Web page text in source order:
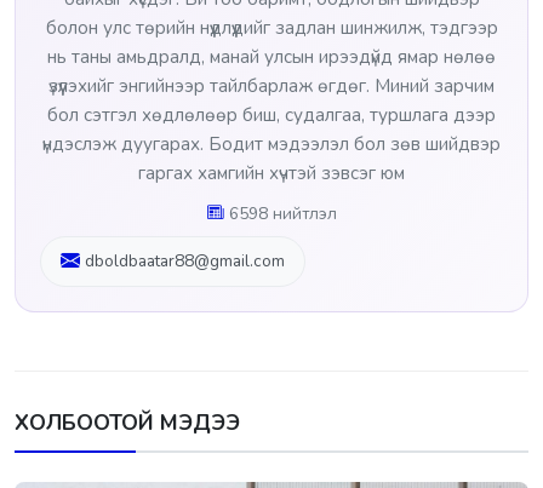
болон улс төрийн нүүдлүүдийг задлан шинжилж, тэдгээр
нь таны амьдралд, манай улсын ирээдүйд ямар нөлөө
үзүүлэхийг энгийнээр тайлбарлаж өгдөг. Миний зарчим
бол сэтгэл хөдлөлөөр биш, судалгаа, туршлага дээр
үндэслэж дуугарах. Бодит мэдээлэл бол зөв шийдвэр
гаргах хамгийн хүчтэй зэвсэг юм
6598 нийтлэл
dboldbaatar88@gmail.com
ХОЛБООТОЙ МЭДЭЭ